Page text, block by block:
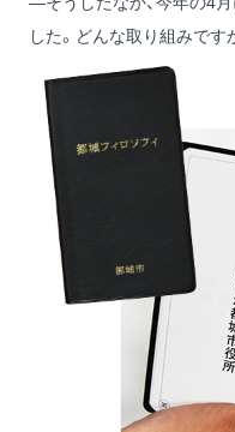
した。どんな取り組みです